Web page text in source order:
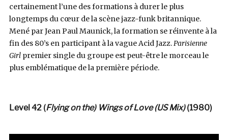
certainement l’une des formations à durer le plus
longtemps du cœur de la scène jazz-funk britannique.
Mené par Jean Paul Maunick, la formation se réinvente à la
fin des 80’s en participant à la vague Acid Jazz.Parisienne
Girl premier single du groupe est peut-être le morceau le
plus emblématique de la première période.
Level 42 (Flying on the) Wings of Love (US Mix)(1980)